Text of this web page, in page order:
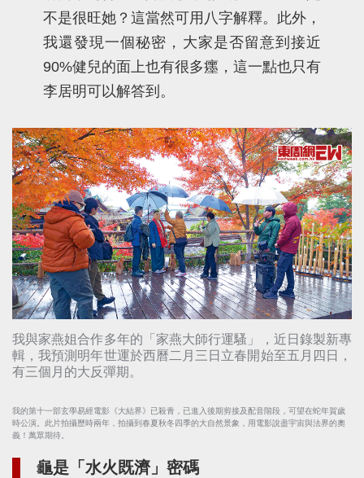
不是很旺她？這當然可用八字解釋。此外，
我還發現一個秘密，大家是否留意到接近
90%健兒的面上也有很多癦，這一點也只有
李居明可以解答到。
我與家燕姐合作多年的「家燕大師行運騷」，近日錄製新專
輯，我預測明年世運於西曆二月三日立春開始至五月四日，
有三個月的大反彈期。
我的第十一部玄學易經電影《大結界》已殺青，已進入後期剪接及配音階段，可望在蛇年賀歲
時公演。此片拍攝歷時兩年，拍攝到春夏秋冬四季的大自然景象，用電影說盡宇宙與法界的奧
義！萬眾期待。
龜是「水火既濟」密碼